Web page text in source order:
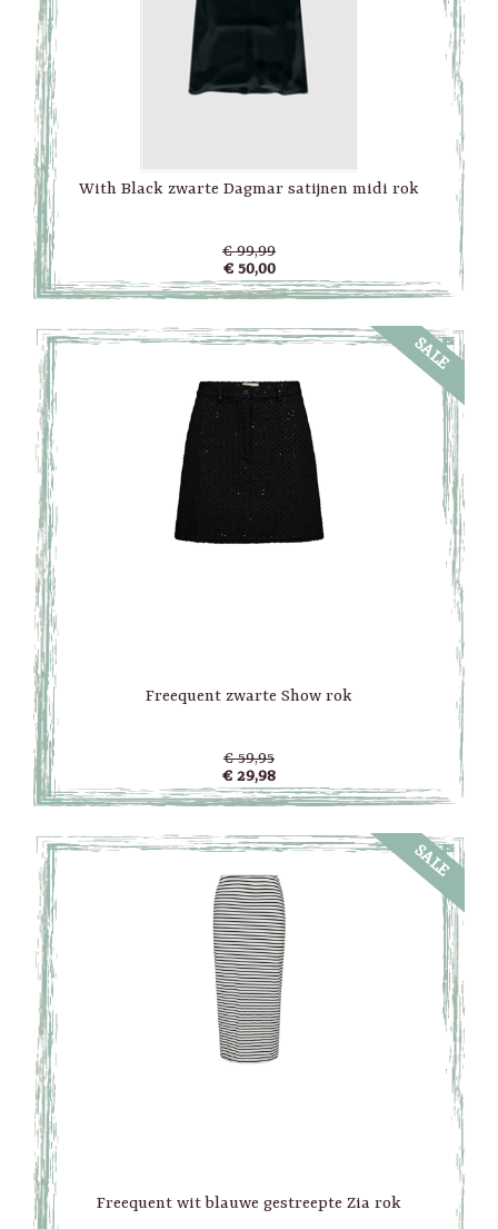
With Black zwarte Dagmar satijnen midi rok
€ 99,99
€ 50,00
SALE
Freequent zwarte Show rok
€ 59,95
€ 29,98
SALE
Freequent wit blauwe gestreepte Zia rok